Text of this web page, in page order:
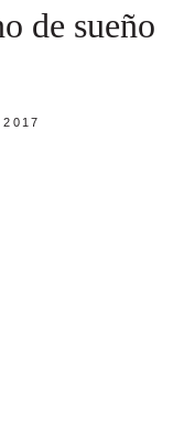
de sueño